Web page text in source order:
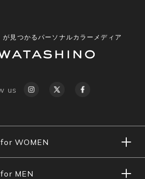
が見つかるパーソナルカラーメディア
us
WOMEN
MEN